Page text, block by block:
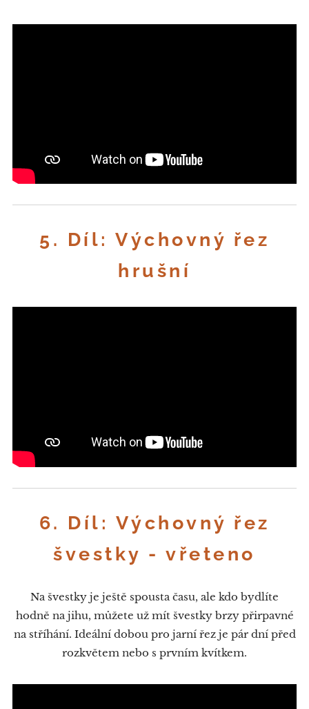
5. Díl: Výchovný řez
hrušní
6. Díl: Výchovný řez
švestky - vřeteno
Na švestky je ještě spousta času, ale kdo bydlíte
hodně na jihu, můžete už mít švestky brzy přirpavné
na stříhání. Ideální dobou pro jarní řez je pár dní před
rozkvětem nebo s prvním kvítkem.